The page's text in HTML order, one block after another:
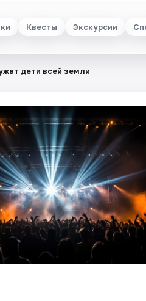
Квесты Экскурсии
дети всей земли